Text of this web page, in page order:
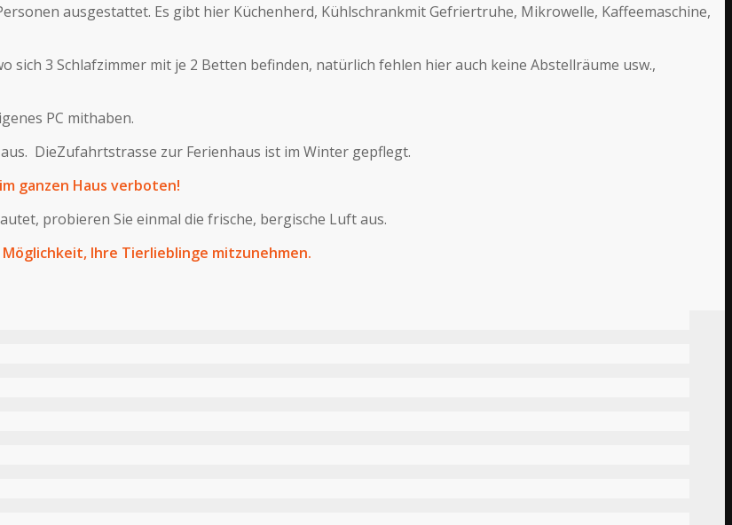
ausgestattet. Es gibt hier Küchenherd, Kühlschrankmit Gefriertruhe, Mikrowelle, Kaffeemaschine,
sich 3 Schlafzimmer mit je 2 Betten befinden, natürlich fehlen hier auch keine Abstellräume usw.,
PC mithaben.
DieZufahrtstrasse zur Ferienhaus ist im Winter gepflegt.
ganzen Haus verboten!
probieren Sie einmal die frische, bergische Luft aus.
Ihre Tierlieblinge mitzunehmen.